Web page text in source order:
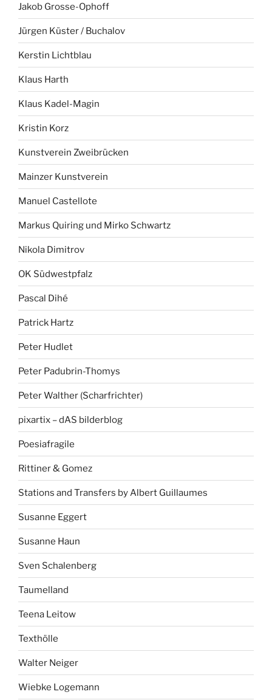
Jakob Grosse-Ophoff
Jürgen Küster / Buchalov
Kerstin Lichtblau
Klaus Harth
Klaus Kadel-Magin
Kristin Korz
Kunstverein Zweibrücken
Mainzer Kunstverein
Manuel Castellote
Markus Quiring und Mirko Schwartz
Nikola Dimitrov
OK Südwestpfalz
Pascal Dihé
Patrick Hartz
Peter Hudlet
Peter Padubrin-Thomys
Peter Walther (Scharfrichter)
pixartix – dAS bilderblog
Poesiafragile
Rittiner & Gomez
Stations and Transfers by Albert Guillaumes
Susanne Eggert
Susanne Haun
Sven Schalenberg
Taumelland
Teena Leitow
Texthölle
Walter Neiger
Wiebke Logemann